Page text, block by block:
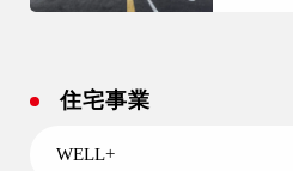
住宅事業
WELL+